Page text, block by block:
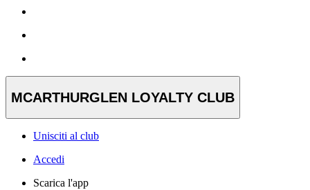
MCARTHURGLEN LOYALTY CLUB
Unisciti al club
Accedi
Scarica l'app